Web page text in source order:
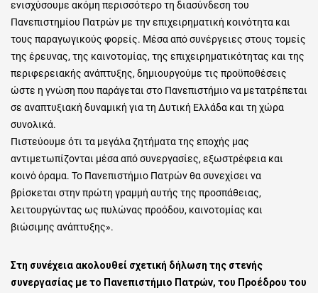
ενισχύσουμε ακόμη περισσότερο τη διασύνδεση του
Πανεπιστημίου Πατρών με την επιχειρηματική κοινότητα και
τους παραγωγικούς φορείς. Μέσα από συνέργειες στους τομείς
της έρευνας, της καινοτομίας, της επιχειρηματικότητας και της
περιφερειακής ανάπτυξης, δημιουργούμε τις προϋποθέσεις
ώστε η γνώση που παράγεται στο Πανεπιστήμιο να μετατρέπεται
σε αναπτυξιακή δυναμική για τη Δυτική Ελλάδα και τη χώρα
συνολικά.
Πιστεύουμε ότι τα μεγάλα ζητήματα της εποχής μας
αντιμετωπίζονται μέσα από συνεργασίες, εξωστρέφεια και
κοινό όραμα. Το Πανεπιστήμιο Πατρών θα συνεχίσει να
βρίσκεται στην πρώτη γραμμή αυτής της προσπάθειας,
λειτουργώντας ως πυλώνας προόδου, καινοτομίας και
βιώσιμης ανάπτυξης».
Στη συνέχεια ακολουθεί σχετική δήλωση της στενής
συνεργασίας με το Πανεπιστήμιο Πατρών, του Προέδρου του